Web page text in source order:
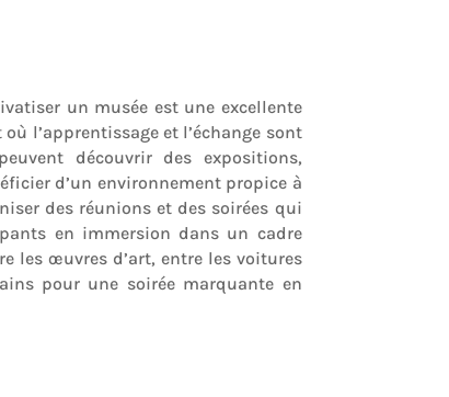
un musée est une excellente
l’apprentissage et l’échange sont
découvrir des expositions,
d’un environnement propice à
des réunions et des soirées qui
en immersion dans un cadre
les œuvres d’art, entre les voitures
pour une soirée marquante en